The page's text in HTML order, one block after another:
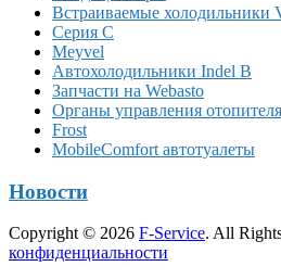
Встраиваемые холодильники
Серия C
Meyvel
Автохолодильники Indel B
Запчасти на Webasto
Органы управления
Frost
MobileComfort автотуалеты
Новости
Copyright © 2026 F-Service. All
конфиденциальности